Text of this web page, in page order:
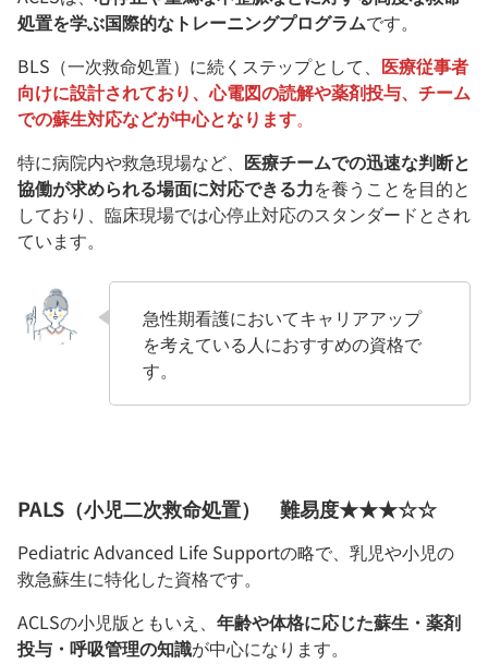
処置を学ぶ国際的なトレーニングプログラムです。
BLS（一次救命処置）に続くステップとして、 医療従事者
向けに設計されており、心電図の読解や薬剤投与、チーム
での蘇生対応などが中心となります。
特に病院内や救急現場など、 医療チームでの迅速な判断と
協働が求められる場面に対応できる力を養うことを目的と
しており、臨床現場では心停止対応のスタンダードとされ
ています。
急性期看護においてキャリアアップ
を考えている人におすすめの資格で
す。
PALS（小児二次救命処置） 難易度★★★☆☆
Pediatric Advanced Life Supportの略で、乳児や小児の
救急蘇生に特化した資格です。
ACLSの小児版ともいえ、 年齢や体格に応じた蘇生・薬剤
投与・呼吸管理の知識が中心になります。